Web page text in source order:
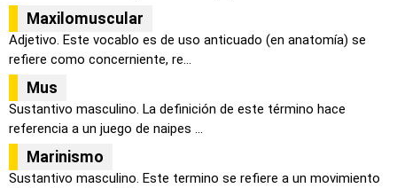
Maxilomuscular
Adjetivo. Este vocablo es de uso anticuado (en anatomía) se
refiere como concerniente, re...
Mus
Sustantivo masculino. La definición de este término hace
referencia a un juego de naipes ...
Marinismo
Sustantivo masculino. Este termino se refiere a un movimiento